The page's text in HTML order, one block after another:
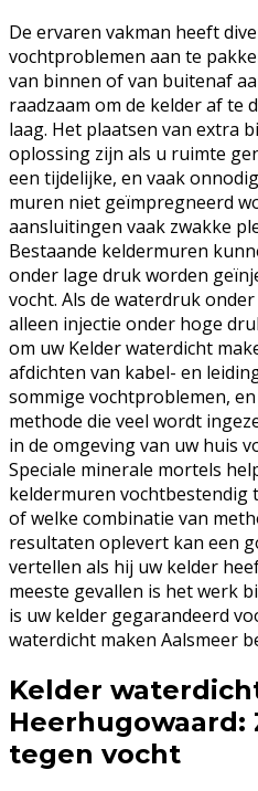
De ervaren vakman heeft
vochtproblemen aan te
van binnen of van buitenaf
raadzaam om de kelder af te
laag. Het plaatsen van extra
oplossing zijn als u ruimte
een tijdelijke, en vaak
muren niet geïmpregneerd
aansluitingen vaak zwakke
Bestaande keldermuren
onder lage druk worden
vocht. Als de waterdruk
alleen injectie onder hoge
om uw Kelder waterdicht
afdichten van kabel- en
sommige vochtproblemen,
methode die veel wordt
in de omgeving van uw huis
Speciale minerale mortels
keldermuren vochtbestendig
of welke combinatie van
resultaten oplevert kan een
vertellen als hij uw kelder
meeste gevallen is het werk
is uw kelder gegarandeerd
waterdicht maken Aalsmeer
Kelder
Heerhugowaard:
tegen vocht